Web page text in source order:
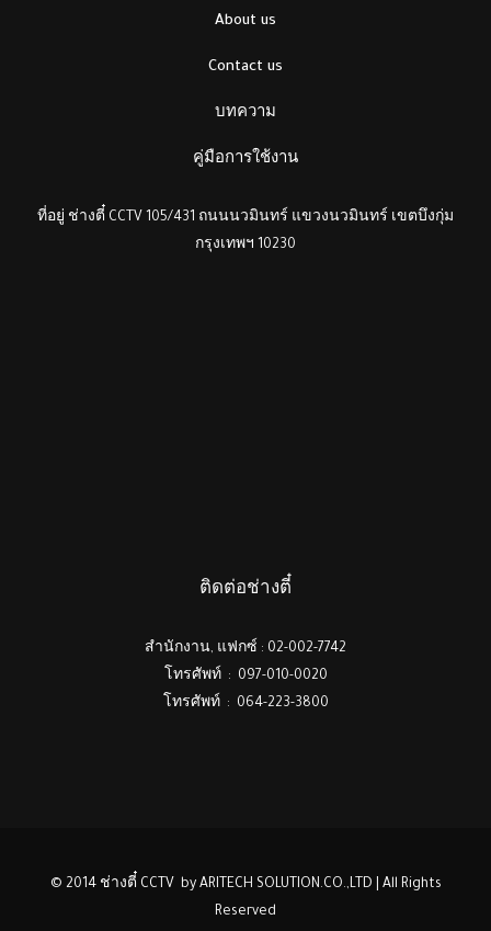
About us
Contact us
บทความ
คู่มือการใช้งาน
ที่อยู่ ช่างตี๋ CCTV 105/431 ถนนนวมินทร์ แขวงนวมินทร์ เขตบึงกุ่ม
กรุงเทพฯ 10230
ติดต่อช่างตี๋
สำนักงาน, แฟกซ์ : 02-002-7742
โทรศัพท์ : 097-010-0020
โทรศัพท์ : 064-223-3800
© 2014 ช่างตี๋ CCTV by ARITECH SOLUTION.CO.,LTD | All Rights
Reserved